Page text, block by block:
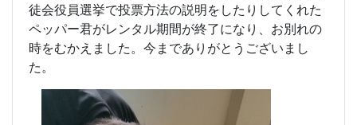
徒会役員選挙で投票方法の説明をしたりしてくれた
ペッパー君がレンタル期間が終了になり、お別れの
時をむかえました。今までありがとうございまし
た。